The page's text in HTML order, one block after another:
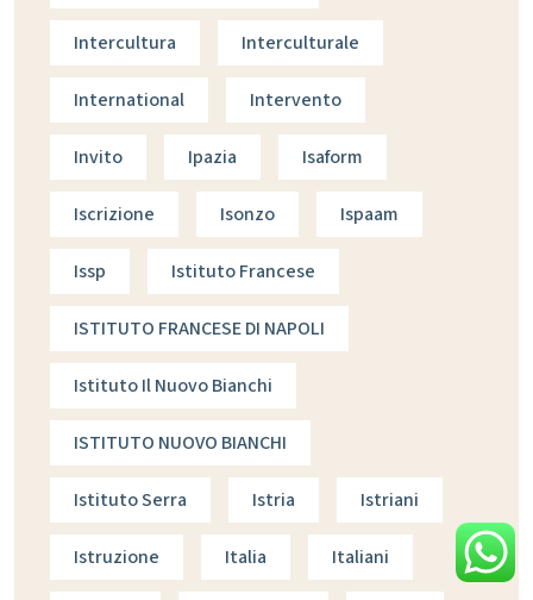
Intercultura Interculturale
International Intervento
Invito Ipazia Isaform
Iscrizione Isonzo Ispaam
Issp Istituto Francese
ISTITUTO FRANCESE DI NAPOLI
Istituto Il Nuovo Bianchi
ISTITUTO NUOVO BIANCHI
Istituto Serra Istria Istriani
Istruzione Italia Italiani